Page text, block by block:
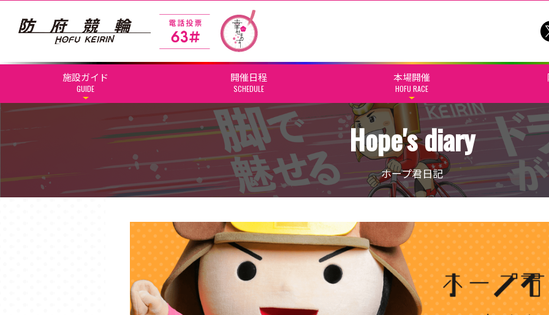
施設ガイド
GUIDE
開催日程
SCHEDULE
本場開催
HOFU RACE
Hope's diary
ホープ君日記